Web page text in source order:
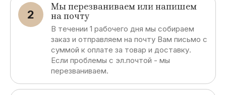
2
Мы перезваниваем или напишем
на почту
В течении 1 рабочего дня мы собираем
заказ и отправляем на почту Вам письмо с
суммой к оплате за товар и доставку.
Если проблемы с эл.почтой - мы
перезваниваем.